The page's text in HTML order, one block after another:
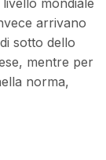
mondiale
arrivano
sotto dello
mentre per
norma,